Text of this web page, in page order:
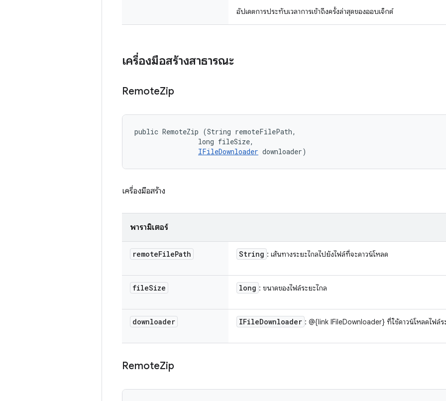
อัปเดตการประทับเวลาการเข้าถึงครั้งล่าสุดของออบเจ็กต์
เครื่องมือสร้างสาธารณะ
RemoteZip
public RemoteZip (String remoteFilePath,
                long fileSize,
IFileDownloader downloader)
เครื่องมือสร้าง
พารามิเตอร์
remoteFilePath String : เส้นทางระยะไกลไปยังไฟล์ที่จะดาวน์โหลด
fileSize long : ขนาดของไฟล์ระยะไกล
downloader IFileDownloader : @{link IFileDownloader} ที่ใช้ดาวน์โหลดไฟล์ร
RemoteZip